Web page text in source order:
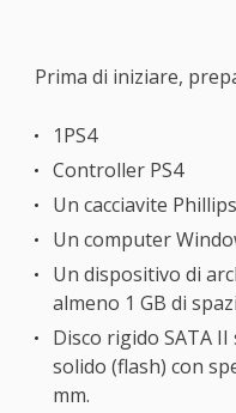
Prima di iniziare,
1PS4
Controller PS4
Un cacciavite Phillips
Un computer
Un dispositivo di
almeno 1 GB di
Disco rigido SATA
solido (flash) con
mm.